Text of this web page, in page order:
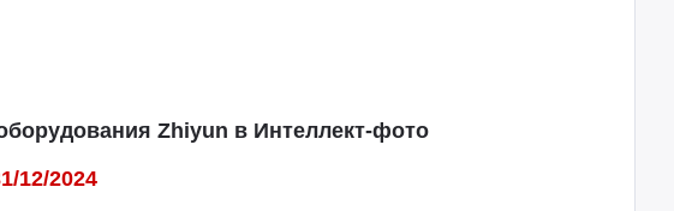
Zhiyun в Интеллект-фото
12/2024